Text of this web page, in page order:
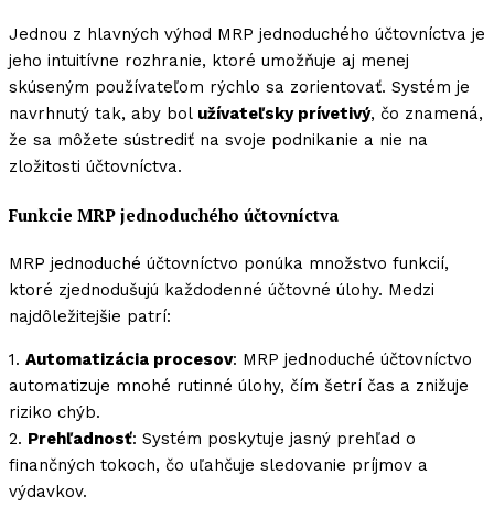
Jednou z hlavných výhod MRP jednoduchého účtovníctva je
jeho intuitívne rozhranie, ktoré umožňuje aj menej
skúseným používateľom rýchlo sa zorientovať. Systém je
navrhnutý tak, aby bol užívateľsky prívetivý, čo znamená,
že sa môžete sústrediť na svoje podnikanie a nie na
zložitosti účtovníctva.
Funkcie MRP jednoduchého účtovníctva
MRP jednoduché účtovníctvo ponúka množstvo funkcií,
ktoré zjednodušujú každodenné účtovné úlohy. Medzi
najdôležitejšie patrí:
1. Automatizácia procesov: MRP jednoduché účtovníctvo
automatizuje mnohé rutinné úlohy, čím šetrí čas a znižuje
riziko chýb.
2. Prehľadnosť: Systém poskytuje jasný prehľad o
finančných tokoch, čo uľahčuje sledovanie príjmov a
výdavkov.